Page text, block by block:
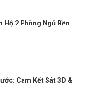
Hộ 2 Phòng Ngủ Bền
Cam Kết Sát 3D &